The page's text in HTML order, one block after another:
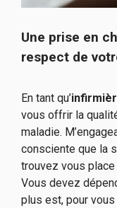
Une prise en
respect de
En tant qu’
vous offrir la
maladie.
consciente que la
trouvez vous
Vous devez
plus est, pour